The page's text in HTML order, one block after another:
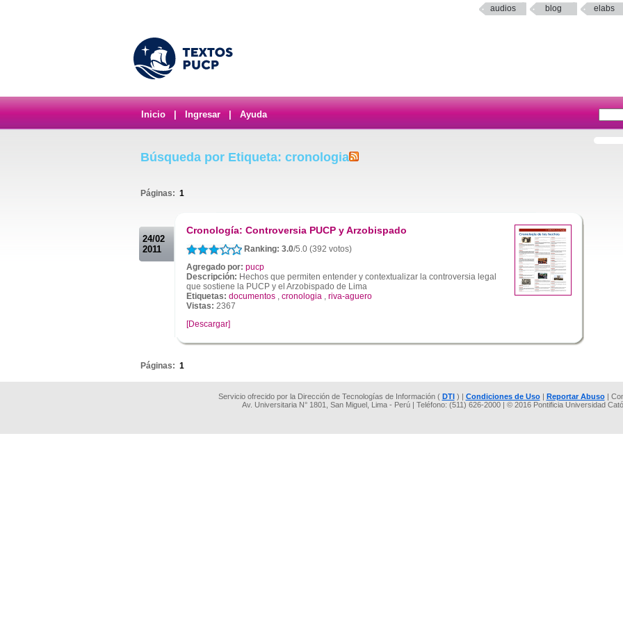
audios blog elabs
Inicio Ingresar Ayuda
Búsqueda por Etiqueta: cronologia
Páginas: 1
24/02
2011
Cronología: Controversia PUCP y Arzobispado
Ranking: 3.0/5.0 (392 votos)
Agregado por: pucp
Descripción: Hechos que permiten entender y contextualizar la controversia legal
que sostiene la PUCP y el Arzobispado de Lima
Etiquetas: documentos , cronologia , riva-aguero
Vistas: 2367
[Descargar]
Páginas: 1
Servicio ofrecido por la Dirección de Tecnologías de Información ( DTI) | Condiciones de Uso| Reportar Abuso|
Av. Universitaria N° 1801, San Miguel, Lima - Perú | Teléfono: (511) 626-2000 | © 2016 Pontificia Universidad